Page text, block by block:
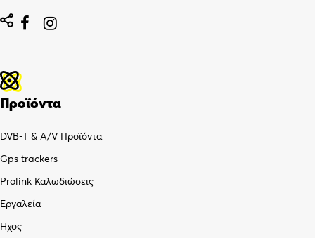
 
Προϊόντα
DVB-T & A/V Προϊόντα
Gps trackers
Prolink Καλωδιώσεις
Εργαλεία
Ήχος